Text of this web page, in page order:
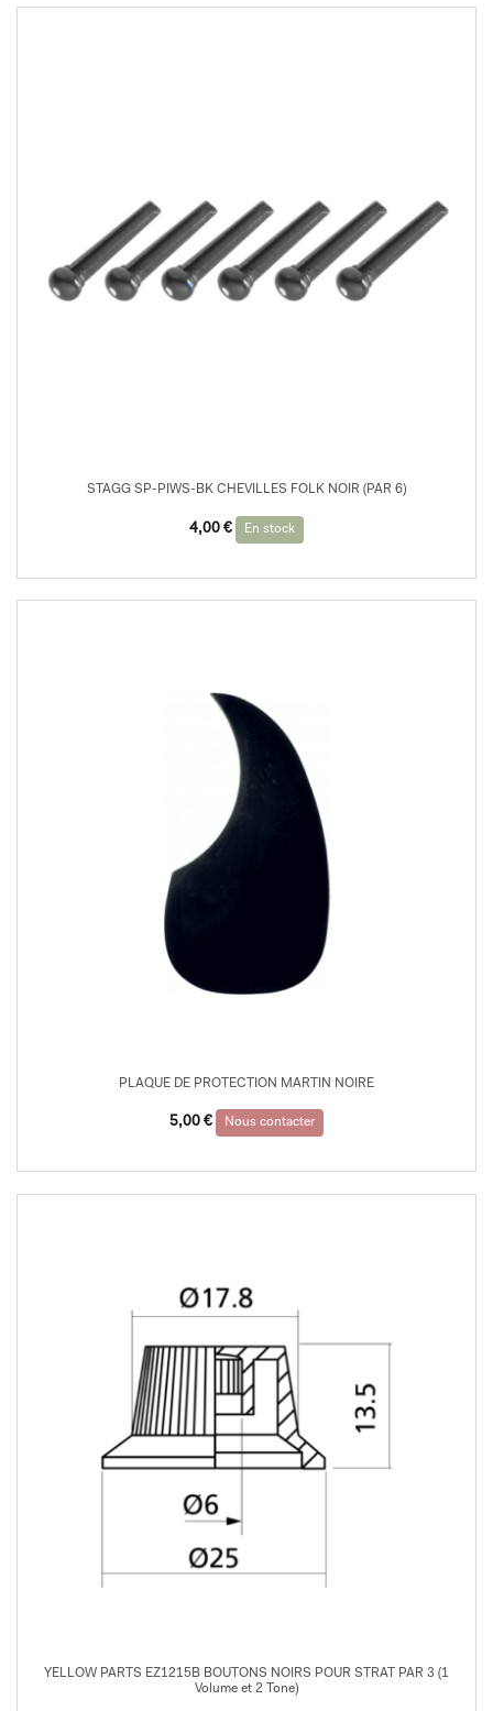
STAGG SP-PIWS-BK CHEVILLES FOLK NOIR (PAR 6)
4,00 € En stock
PLAQUE DE PROTECTION MARTIN NOIRE
5,00 € Nous contacter
YELLOW PARTS EZ1215B BOUTONS NOIRS POUR STRAT PAR 3 (1
Volume et 2 Tone)